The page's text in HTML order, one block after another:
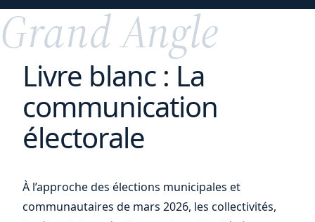
vos
Grand Angle
Livre blanc : La
communication
électorale
À l’approche des élections municipales et
communautaires de mars 2026, les collectivités,